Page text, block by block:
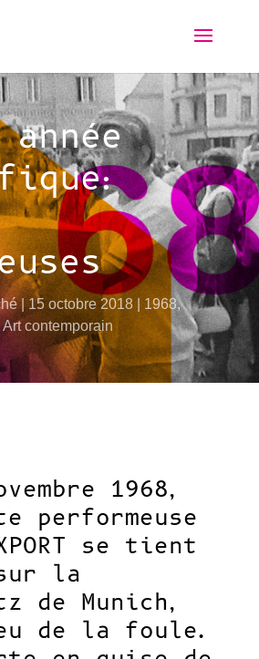
15 octobre 2018
1968,
Art contemporain
1968,
performeuse
se tient
la
de Munich,
de la foule.